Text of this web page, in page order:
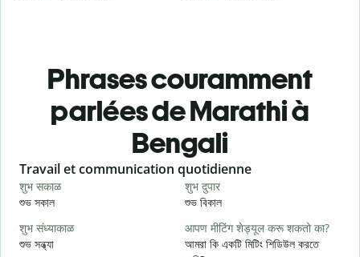
Phrases couramment
parlées de Marathi à
Bengali
Slide 1 of 6
Travail et communication quotidienne
शुभ सकाळ
শুভ সকাল
शुभ दुपार
শুভ বিকাল
शुभ संध्याकाळ
শুভ সন্ধ্যা
आपण मीटिंग शेड्यूल करू शकतो का?
আমরা কি একটি মিটিং শিডিউল করতে